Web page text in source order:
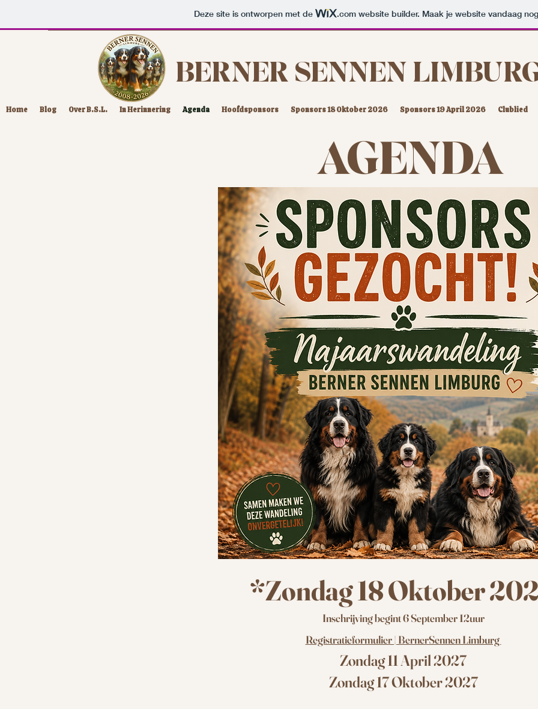
Deze site is ontworpen met de .com website builder. Maak je website vandaag
BERNER SENNEN
Home Blog Over B.S.L. In Herinnering Agenda Hoofdsponsors Sponsors 18 Oktober 2026 Sponsors 19 April 2026 Clublied
*Zondag 18 Oktober
Inschrijving begint 6 September 12uur
Registratieformulier | BernerSennen Limburg
Zondag 11 April 2027
Zondag 17 Oktober 2027
AGENDA